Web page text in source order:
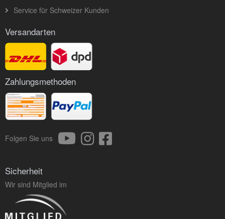
Service für Schweizer Kunden
Versandarten
Zahlungsmethoden
Folgen Sie uns
Sicherheit
Wir sind Mitglied im